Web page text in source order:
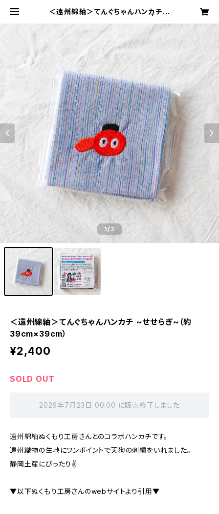
＜遠州綿紬＞てんぐちゃんハンカチ ~
屋オンライン
1/2
＜遠州綿紬＞てんぐちゃんハンカチ ~せせらぎ~（約
39cm×39cm）
¥2,400
SOLD OUT
2026年7月23日 00:00 に販売終了しました
遠州綿紬ぬくもり工房さんとのコラボハンカチです。
遠州織物の生地にワンポイントで天狗の刺繍をいれました。
静岡土産にぴったり✌️
▼以下ぬくもり工房さんのwebサイトより引用▼